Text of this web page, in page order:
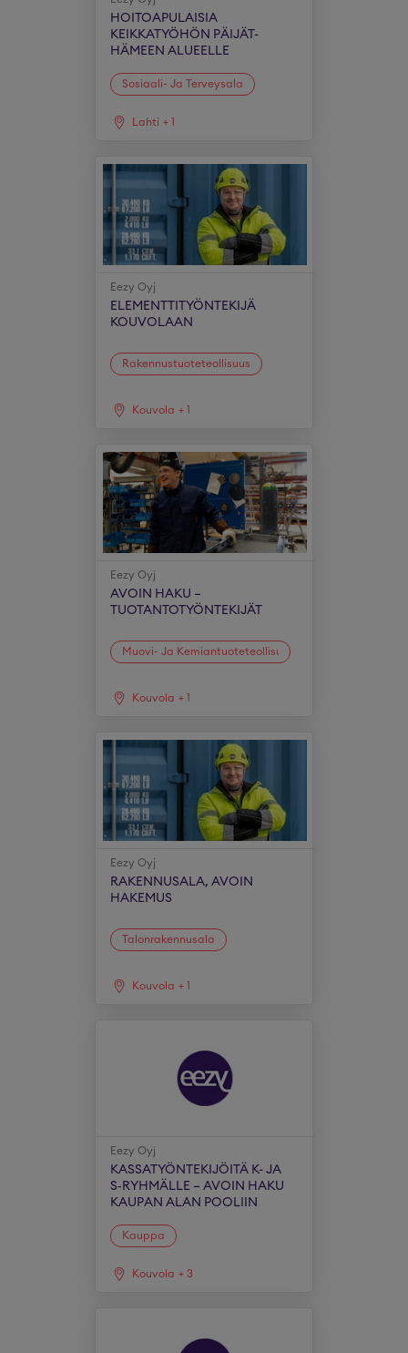
HOITOAPULAISIA
KEIKKATYÖHÖN PÄIJÄT-
HÄMEEN ALUEELLE
Sosiaali- Ja Terveysala
Lahti + 1
Eezy Oyj
ELEMENTTITYÖNTEKIJÄ
KOUVOLAAN
Rakennustuoteteollisuus
Kouvola + 1
Eezy Oyj
AVOIN HAKU –
TUOTANTOTYÖNTEKIJÄT
Muovi- Ja Kemiantuoteteollisuus
Kouvola + 1
Eezy Oyj
RAKENNUSALA, AVOIN
HAKEMUS
Talonrakennusala
Kouvola + 1
Eezy Oyj
KASSATYÖNTEKIJÖITÄ K- JA
S‑RYHMÄLLE – AVOIN HAKU
KAUPAN ALAN POOLIIN
Kauppa
Kouvola + 3